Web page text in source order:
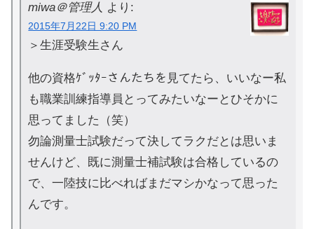
miwa＠管理人 より:
2015年7月22日 9:20 PM
＞生涯受験生さん
他の資格ｹﾞｯﾀｰさんたちを見てたら、いいなー私
も職業訓練指導員とってみたいなーとひそかに
思ってました（笑）
勿論測量士試験だって決してラクだとは思いま
せんけど、既に測量士補試験は合格しているの
で、一陸技に比べればまだマシかなって思った
んです。